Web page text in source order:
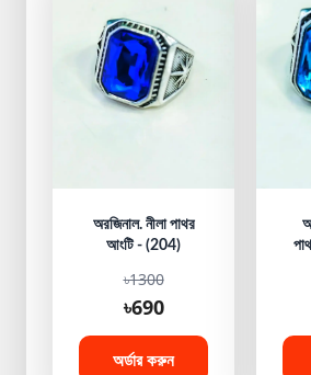
অরজিনাল. নীলা পাথর
আংটি - (204)
৳1300
৳690
অর্ডার করুন